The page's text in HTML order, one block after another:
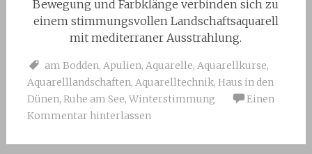
Bewegung und Farbklänge verbinden sich zu
einem stimmungsvollen Landschaftsaquarell
mit mediterraner Ausstrahlung.
am Bodden, Apulien, Aquarelle, Aquarellkurse,
Aquarelllandschaften, Aquarelltechnik, Haus in den
Dünen, Ruhe am See, Winterstimmung
Einen
Kommentar hinterlassen